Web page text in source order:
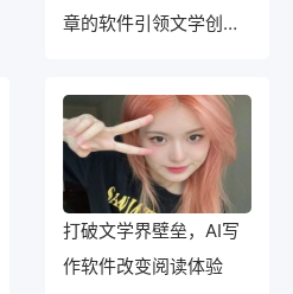
章的软件引领文学创作
打破文学界壁垒，AI写
作软件改变阅读体验